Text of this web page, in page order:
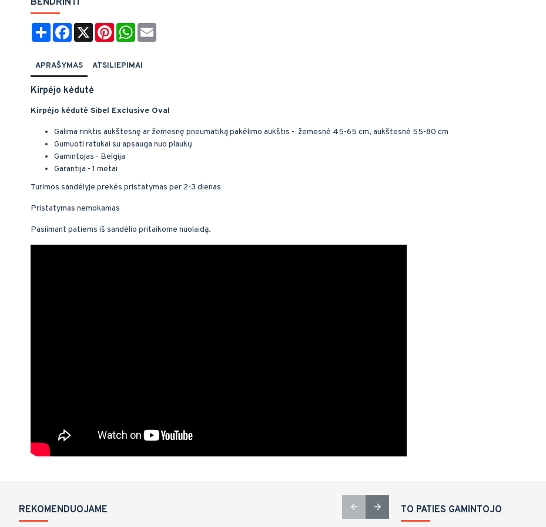
BENDRINTI
Share Facebook
X PinterestWhatsApp
APRAŠYMAS ATSILIEPIMAI
Kirpėjo kėdutė
Kirpėjo kėdutė Sibel Exclusive Oval
Galima rinktis aukštesnę ar žemesnę pneumatiką pakėlimo aukštis - žemesnė 45-65 cm, aukštesnė 55-80 cm
Gumuoti ratukai su apsauga nuo plaukų
Gamintojas - Belgija
Garantija - 1 metai
Turimos sandėlyje prekės pristatymas per 2-3 dienas
Pristatymas nemokamas
Pasiimant patiems iš sandėlio pritaikome nuolaidą.
REKOMENDUOJAME TO PATIES GAMINTOJO